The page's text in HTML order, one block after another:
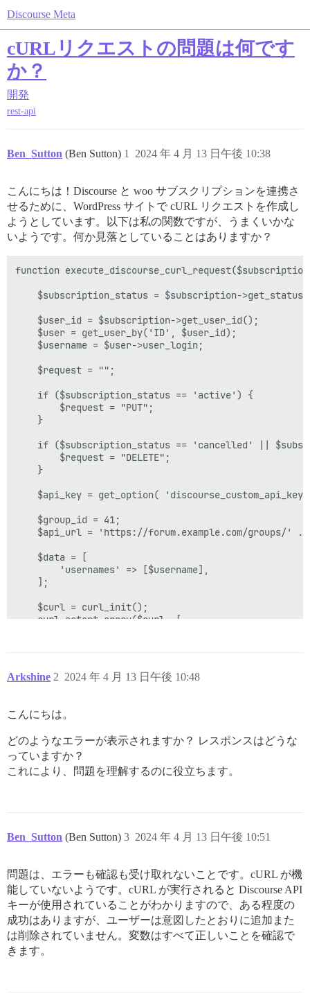
Discourse Meta
cURLリクエストの問題は何です
か？
開発
rest-api
Ben_Sutton (Ben Sutton) 2024 年 4 月 13 日午後 10:38
1
こんにちは！Discourse と woo サブスクリプションを連携さ
せるために、WordPress サイトで cURL リクエストを作成し
ようとしています。以下は私の関数ですが、うまくいかな
いようです。何か見落としていることはありますか？
function
$subscription_status = $subscription-
    $user_id = $subscription->get_user_id();
    $user = get_user_by('ID', $user_id);
    $username = $user->user_login;
    $request = "";
    if ($subscription_status == 'active') {
        $request = "PUT";
    }
if ($subscription_status == 'cancelled' ||
        $request = "DELETE";
    }
$api_key = get_option(
    $group_id = 41;
$api_url = 'https://forum.example.com/groups/' .
    $data = [
        'usernames' => [$username],
    ];
    $curl = curl_init();
    curl_setopt_array($curl, [
CURLOPT_HTTP_VERSION =>
        CURLOPT_CUSTOMREQUEST => $request,
        CURLOPT_HTTPHEADER => [
            "Api-Key: " . $api_key,
            "Content-Type: application/json"
        ],
    ]);
    curl_close($curl);
        $to = 'hello@example.com';
$subject = 'Discourse ユーザー更新 cURL リクエ
        $message = 'エラーが発生しました';
        wp_mail($to, $subject, $message);
    }
Arkshine 2024 年 4 月 13 日午後 10:48
2
こんにちは。
どのようなエラーが表示されますか？ レスポンスはどうな
っていますか？
これにより、問題を理解するのに役立ちます。
Ben_Sutton (Ben Sutton) 2024 年 4 月 13 日午後 10:51
3
問題は、エラーも確認も受け取れないことです。cURL が機
能していないようです。cURL が実行されると Discourse API
キーが使用されていることがわかりますので、ある程度の
成功はありますが、ユーザーは意図したとおりに追加また
は削除されていません。変数はすべて正しいことを確認で
きます。